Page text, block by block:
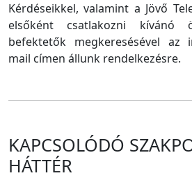
Kérdéseikkel, valamint a Jövő
elsőként csatlakozni kívánó
befektetők megkeresésével az
mail címen állunk rendelkezésre.
KAPCSOLÓDÓ
HÁTTÉR